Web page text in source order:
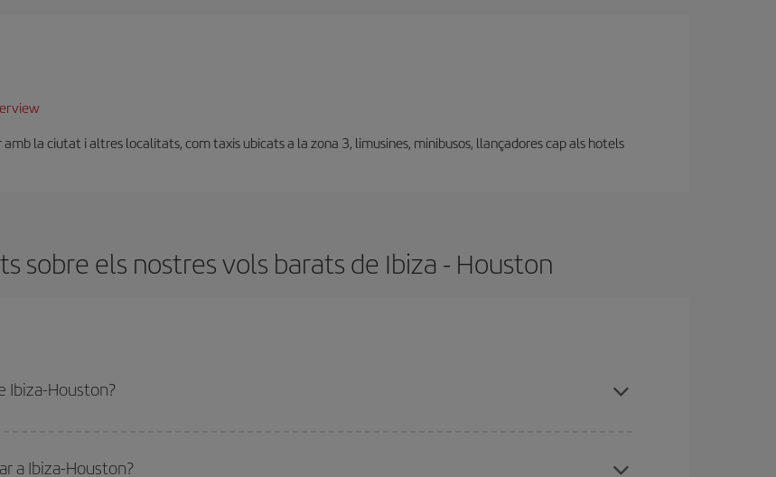
la ciutat i altres localitats, com taxis ubicats a la zona 3, limusines, minibusos, llançadores cap als hotels
sobre els nostres vols barats de Ibiza - Houston
Ibiza-Houston?
a Ibiza-Houston?